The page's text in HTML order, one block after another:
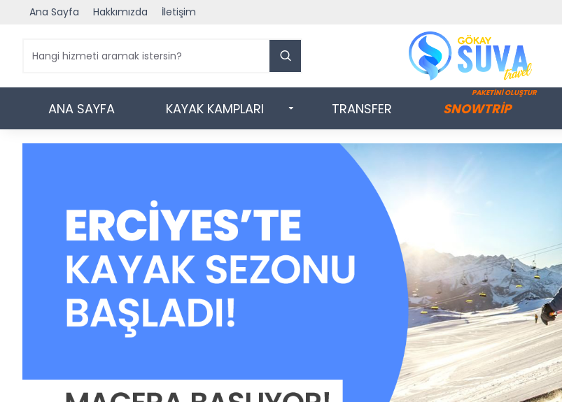
Ana Sayfa Hakkımızda İletişim
ANA SAYFA KAYAK KAMPLARI TRANSFER SNOWTRİP
PAKETİNİ OLUŞTUR